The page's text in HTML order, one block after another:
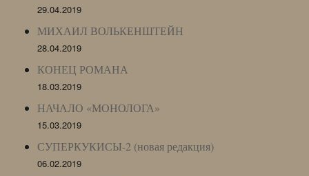
29.04.2019
МИХАИЛ ВОЛЬКЕНШТЕЙН
28.04.2019
КОНЕЦ РОМАНА
18.03.2019
НАЧАЛО «МОНОЛОГА»
15.03.2019
СУПЕРКУКИСЫ-2 (новая редакция)
06.02.2019